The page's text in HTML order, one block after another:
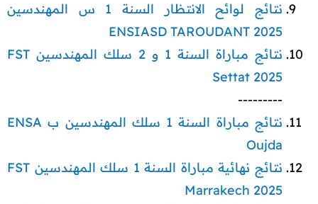
نتائج لوائح الانتظار السنة 1 س المهندسين
ENSIASD TAROUDANT 2025
نتائج مباراة السنة 1 و 2 سلك المهندسين FST
Settat 2025
---------​
نتائج مباراة السنة 1 سلك المهندسين ب ENSA
Oujda
نتائج نهائية مباراة السنة 1 سلك المهندسين FST
Marrakech 2025